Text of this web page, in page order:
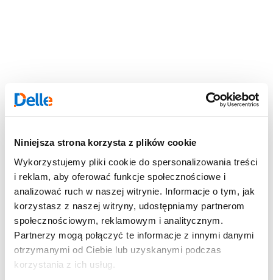
Niniejsza strona korzysta z plików cookie
Wykorzystujemy pliki cookie do spersonalizowania treści
i reklam, aby oferować funkcje społecznościowe i
analizować ruch w naszej witrynie. Informacje o tym, jak
korzystasz z naszej witryny, udostępniamy partnerom
społecznościowym, reklamowym i analitycznym.
Partnerzy mogą połączyć te informacje z innymi danymi
otrzymanymi od Ciebie lub uzyskanymi podczas
korzystania z ich usług.